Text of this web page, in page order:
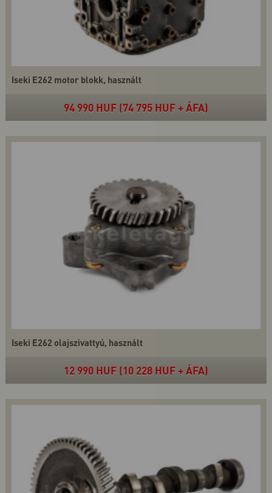
Iseki E262 motor blokk, használt
94 990 HUF (74 795 HUF + ÁFA)
Iseki E262 olajszivattyú, használt
12 990 HUF (10 228 HUF + ÁFA)